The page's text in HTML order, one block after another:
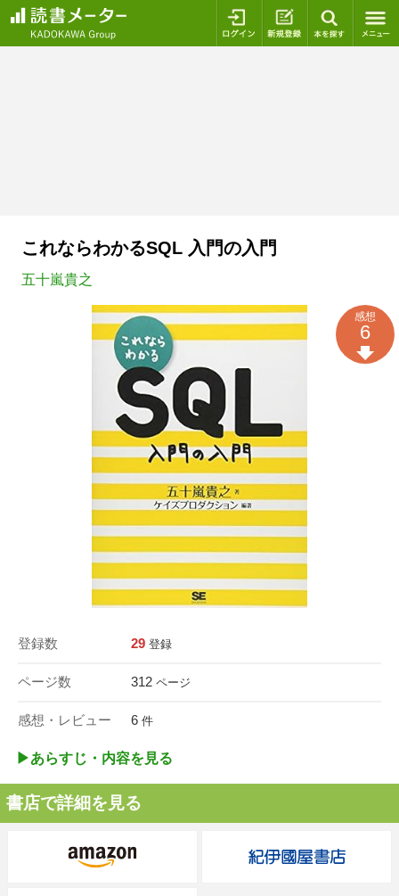
ログイン 新規登録
これならわかるSQL 入門の入門
五十嵐貴之
登録数 29 登録
ページ数 312 ページ
感想・レビュー 6 件
感想
6
▶︎あらすじ・内容を見る
書店で詳細を見る